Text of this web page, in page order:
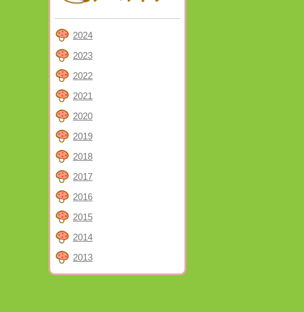
2024
2023
2022
2021
2020
2019
2018
2017
2016
2015
2014
2013